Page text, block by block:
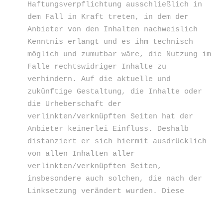
Haftungsverpflichtung ausschließlich in
dem Fall in Kraft treten, in dem der
Anbieter von den Inhalten nachweislich
Kenntnis erlangt und es ihm technisch
möglich und zumutbar wäre, die Nutzung im
Falle rechtswidriger Inhalte zu
verhindern. Auf die aktuelle und
zukünftige Gestaltung, die Inhalte oder
die Urheberschaft der
verlinkten/verknüpften Seiten hat der
Anbieter keinerlei Einfluss. Deshalb
distanziert er sich hiermit ausdrücklich
von allen Inhalten aller
verlinkten/verknüpften Seiten,
insbesondere auch solchen, die nach der
Linksetzung verändert wurden. Diese